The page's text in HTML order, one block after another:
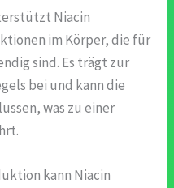
Niacin
im Körper, die für
sind. Es trägt zur
bei und kann die
was zu einer
kann Niacin